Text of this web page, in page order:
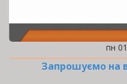
пн
Запрошуємо на